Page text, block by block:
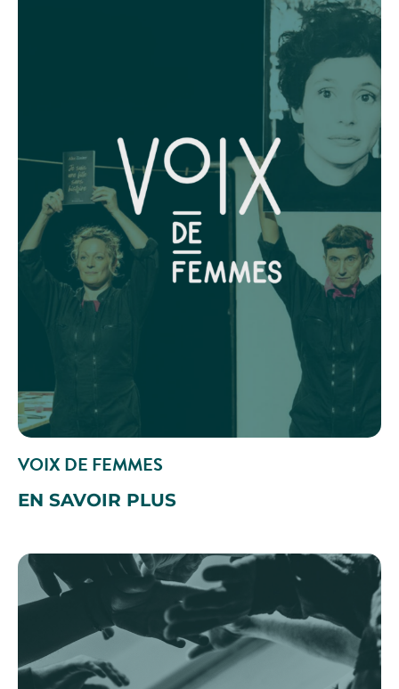
VOIX DE FEMMES
EN SAVOIR PLUS